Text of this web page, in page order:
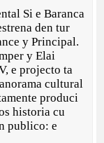
Si e Baranca
den tur
y Principal.
y Elai
e projecto ta
cultural
produci
historia cu
publico: e